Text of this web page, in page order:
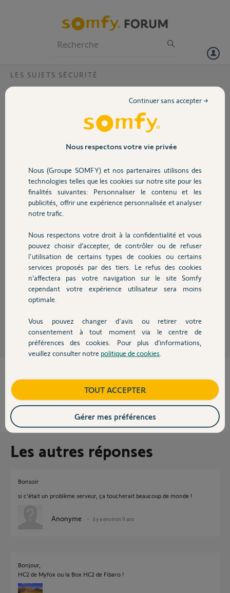
Volet
Sécurité
Domotique
Chauffage
Autres produits
Devis avec un pro
Contact
LES SUJETS SÉCURITÉ
Bonjour, depuis ce matin ma box HC2 n'arrive pas à se connecter. Ke
l'ai débranchée, réinitialisée rien n'y fait. Est ce que ça vient de chez
moi ou est ce que il y a un problème de serveur.
GUILLAUME C.
il y a environ 9 ans
Participer au fil de discussion
Un tuto existe sur l'ancien forum pour passer la HC2 en IP fixe avec une
Freebox :http://myfox.forumactif.org/t1360-tutoriel-ip-fixe-sous-f...
Essayez de voir de ce côté si cela arrange les choses et tenez nous au
courant.
NON OUI
des internautes ont trouvé cette réponse utile
Les autres réponses
Bonsoir
si c'était un problème serveur, ça toucherait beaucoup de monde !
Anonyme il y a environ 9 ans
Bonjour,
HC2 de Myfox ou la Box HC2 de Fibaro !
Nous respectons votre vie privée
Nous (Groupe SOMFY) et nos partenaires utilisons des
technologies telles que les cookies sur notre site pour les
finalités suivantes: Personnaliser le contenu et les
publicités, offrir une expérience personnalisée et analyser
notre trafic.
Nous respectons votre droit à la confidentialité et vous
pouvez choisir d’accepter, de contrôler ou de refuser
l'utilisation de certains types de cookies ou certains
services proposés par des tiers. Le refus des cookies
n’affectera pas votre navigation sur le site Somfy
cependant votre expérience utilisateur sera moins
optimale.
Vous pouvez changer d'avis ou retirer votre
consentement à tout moment via le centre de
préférences des cookies. Pour plus d’informations,
veuillez consulter notre politique de cookies
Continuer sans accepter →
TOUT ACCEPTER
Gérer mes préférences